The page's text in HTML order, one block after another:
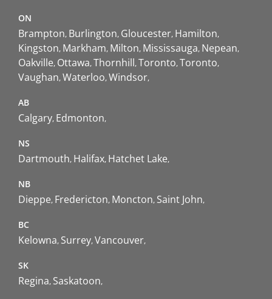
ON
Brampton Burlington Gloucester Hamilton
Kingston Markham Milton Mississauga Nepean
Oakville Ottawa Thornhill Toronto Toronto
Vaughan Waterloo Windsor
AB
Calgary Edmonton
NS
Dartmouth Halifax Hatchet Lake
NB
Dieppe Fredericton Moncton Saint John
BC
Kelowna Surrey Vancouver
SK
Regina Saskatoon